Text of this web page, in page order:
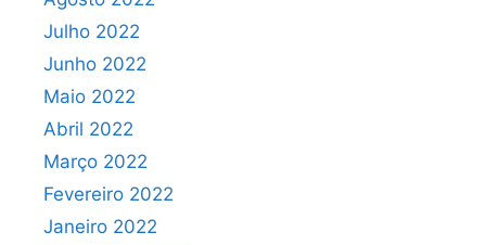
Julho 2022
Junho 2022
Maio 2022
Abril 2022
Março 2022
Fevereiro 2022
Janeiro 2022